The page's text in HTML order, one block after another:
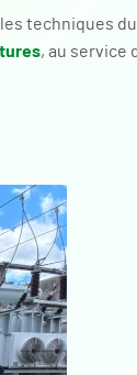
techniques
, au service